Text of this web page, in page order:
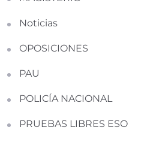
Noticias
OPOSICIONES
PAU
POLICÍA NACIONAL
PRUEBAS LIBRES ESO